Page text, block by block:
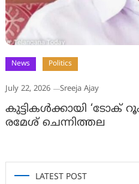
News Politics
July 22, 2026 Sreeja Ajay
കുട്ടികൾക്കായി ‘ടോക്
രമേശ് ചെന്നിത്തല
LATEST POST